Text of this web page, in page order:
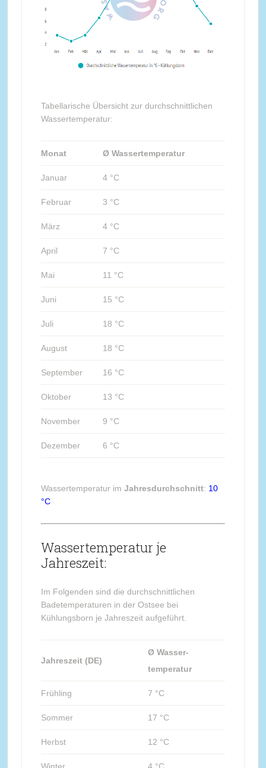
Tabellarische Übersicht zur durchschnittlichen
Wassertemperatur:
Monat Ø Wassertemperatur
Januar 4 °C
Februar 3 °C
März 4 °C
April 7 °C
Mai 11 °C
Juni 15 °C
Juli 18 °C
August 18 °C
September 16 °C
Oktober 13 °C
November 9 °C
Dezember 6 °C
Wassertemperatur im Jahresdurchschnitt: 10
°C
Wassertemperatur je
Jahreszeit:
Im Folgenden sind die durchschnittlichen
Badetemperaturen in der Ostsee bei
Kühlungsborn je Jahreszeit aufgeführt.
Jahreszeit (DE)
Ø Wasser-
temperatur
Frühling 7 °C
Sommer 17 °C
Herbst 12 °C